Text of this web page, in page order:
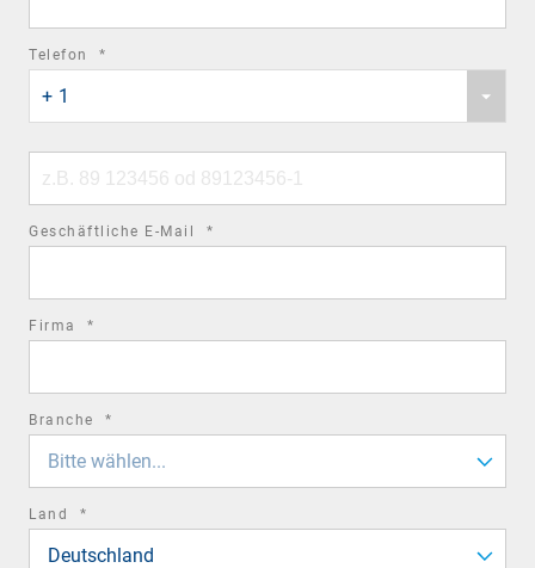
Telefon *
country
code
+ 1
number
Geschäftliche E-Mail *
Firma *
Branche *
Bitte wählen...
Land *
Deutschland